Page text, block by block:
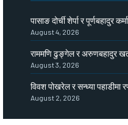
पासाङ दोर्ची शेर्पा र पूर्णबहादुर
August 4, 2026
राममणि ढुङ्गेल र अरुणबहादुर
August 3, 2026
विवश पोखरेल र सन्ध्या पहाडीमा
August 2, 2026